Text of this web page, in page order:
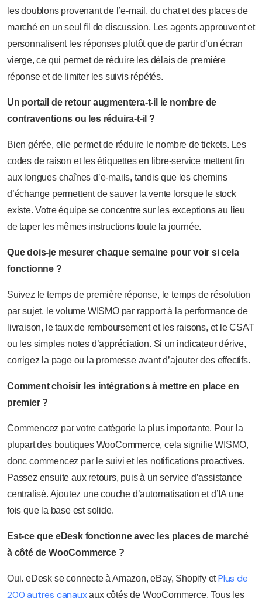
les doublons provenant de l’e-mail, du chat et des places de
marché en un seul fil de discussion. Les agents approuvent et
personnalisent les réponses plutôt que de partir d’un écran
vierge, ce qui permet de réduire les délais de première
réponse et de limiter les suivis répétés.
Un portail de retour augmentera-t-il le nombre de
contraventions ou les réduira-t-il ?
Bien gérée, elle permet de réduire le nombre de tickets. Les
codes de raison et les étiquettes en libre-service mettent fin
aux longues chaînes d’e-mails, tandis que les chemins
d’échange permettent de sauver la vente lorsque le stock
existe. Votre équipe se concentre sur les exceptions au lieu
de taper les mêmes instructions toute la journée.
Que dois-je mesurer chaque semaine pour voir si cela
fonctionne ?
Suivez le temps de première réponse, le temps de résolution
par sujet, le volume WISMO par rapport à la performance de
livraison, le taux de remboursement et les raisons, et le CSAT
ou les simples notes d’appréciation. Si un indicateur dérive,
corrigez la page ou la promesse avant d’ajouter des effectifs.
Comment choisir les intégrations à mettre en place en
premier ?
Commencez par votre catégorie la plus importante. Pour la
plupart des boutiques WooCommerce, cela signifie WISMO,
donc commencez par le suivi et les notifications proactives.
Passez ensuite aux retours, puis à un service d’assistance
centralisé. Ajoutez une couche d’automatisation et d’IA une
fois que la base est solide.
Est-ce que eDesk fonctionne avec les places de marché
à côté de WooCommerce ?
Oui. eDesk se connecte à Amazon, eBay, Shopify et Plus de
200 autres canauxaux côtés de WooCommerce. Tous les